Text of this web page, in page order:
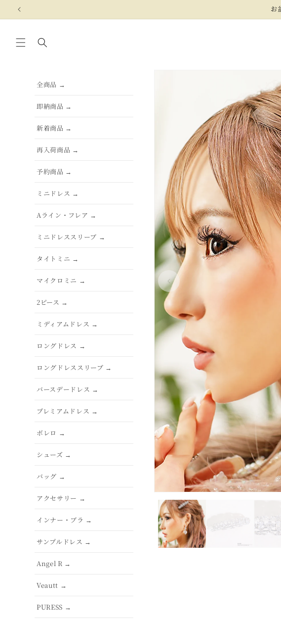
ンツに
進む
お
全商品 →
即納商品 →
新着商品 →
再入荷商品 →
予約商品 →
ミニドレス →
Aライン・フレア →
ミニドレススリーブ →
タイトミニ →
マイクロミニ →
2ピース →
ミディアムドレス →
ロングドレス →
ロングドレススリーブ →
バースデードレス →
プレミアムドレス →
ボレロ →
シューズ →
バッグ →
アクセサリー →
インナー・ブラ →
サンプルドレス →
Angel R →
Veautt →
PURESS →